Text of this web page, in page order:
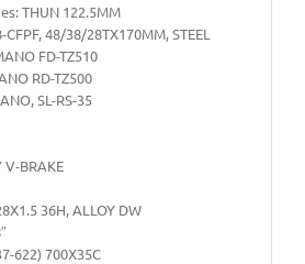
THUN 122.5MM
48/38/28TX170MM, STEEL
FD-TZ510
RD-TZ500
SL-RS-35
V-BRAKE
36H, ALLOY DW
622) 700X35C